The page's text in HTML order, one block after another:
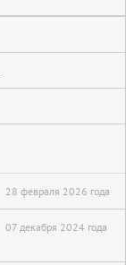
28 февраля 2026 года
07 декабря 2024 года